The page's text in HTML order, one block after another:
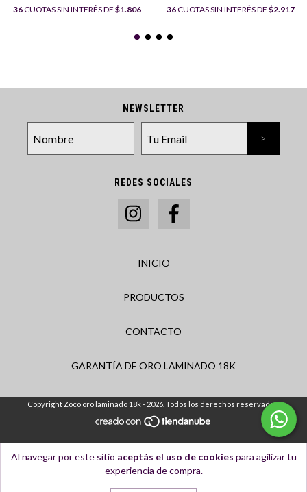
Al navegar por este sitio aceptás el uso de cookies para agilizar tu
experiencia de compra.
36CUOTAS SIN INTERÉS DE $1.806 36CUOTAS SIN INTERÉS DE $2.917
NEWSLETTER
REDES SOCIALES
INICIO
PRODUCTOS
CONTACTO
GARANTÍA DE ORO LAMINADO 18K
Copyright Zoco oro laminado 18k - 2026. Todos los derechos reservados.